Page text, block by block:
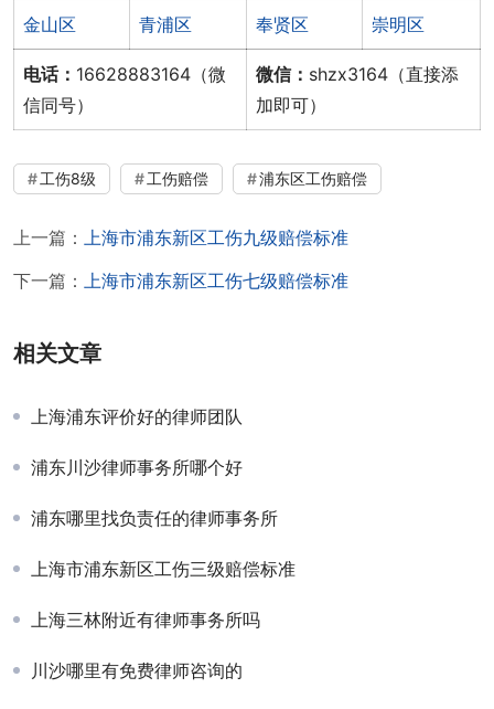
金山区 青浦区 奉贤区 崇明区
电话： 16628883164（微
信同号）
微信： shzx3164（直接添
加即可）
工伤8级 工伤赔偿 浦东区工伤赔偿
上一篇：
上海市浦东新区工伤九级赔偿标准
下一篇：
上海市浦东新区工伤七级赔偿标准
相关文章
上海浦东评价好的律师团队
浦东川沙律师事务所哪个好
浦东哪里找负责任的律师事务所
上海市浦东新区工伤三级赔偿标准
上海三林附近有律师事务所吗
川沙哪里有免费律师咨询的